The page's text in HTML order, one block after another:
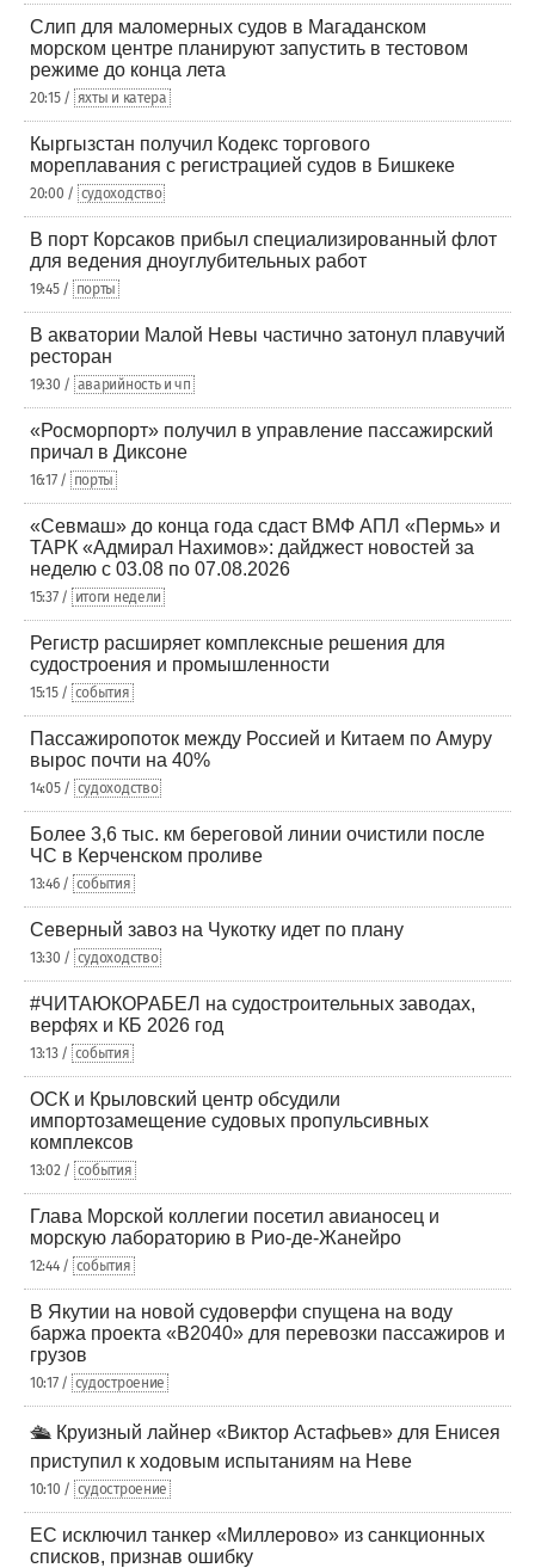
Слип для маломерных судов в Магаданском
морском центре планируют запустить в тестовом
режиме до конца лета
20:15 / яхты и катера
Кыргызстан получил Кодекс торгового
мореплавания с регистрацией судов в Бишкеке
20:00 / судоходство
В порт Корсаков прибыл специализированный флот
для ведения дноуглубительных работ
19:45 / порты
В акватории Малой Невы частично затонул плавучий
ресторан
19:30 / аварийность и чп
«Росморпорт» получил в управление пассажирский
причал в Диксоне
16:17 / порты
«Севмаш» до конца года сдаст ВМФ АПЛ «Пермь» и
ТАРК «Адмирал Нахимов»: дайджест новостей за
неделю с 03.08 по 07.08.2026
15:37 / итоги недели
Регистр расширяет комплексные решения для
судостроения и промышленности
15:15 / события
Пассажиропоток между Россией и Китаем по Амуру
вырос почти на 40%
14:05 / судоходство
Более 3,6 тыс. км береговой линии очистили после
ЧС в Керченском проливе
13:46 / события
Северный завоз на Чукотку идет по плану
13:30 / судоходство
#ЧИТАЮКОРАБЕЛ на судостроительных заводах,
верфях и КБ 2026 год
13:13 / события
ОСК и Крыловский центр обсудили
импортозамещение судовых пропульсивных
комплексов
13:02 / события
Глава Морской коллегии посетил авианосец и
морскую лабораторию в Рио-де-Жанейро
12:44 / события
В Якутии на новой судоверфи спущена на воду
баржа проекта «В2040» для перевозки пассажиров и
грузов
10:17 / судостроение
🛳️ Круизный лайнер «Виктор Астафьев» для Енисея
приступил к ходовым испытаниям на Неве
10:10 / судостроение
ЕС исключил танкер «Миллерово» из санкционных
списков, признав ошибку